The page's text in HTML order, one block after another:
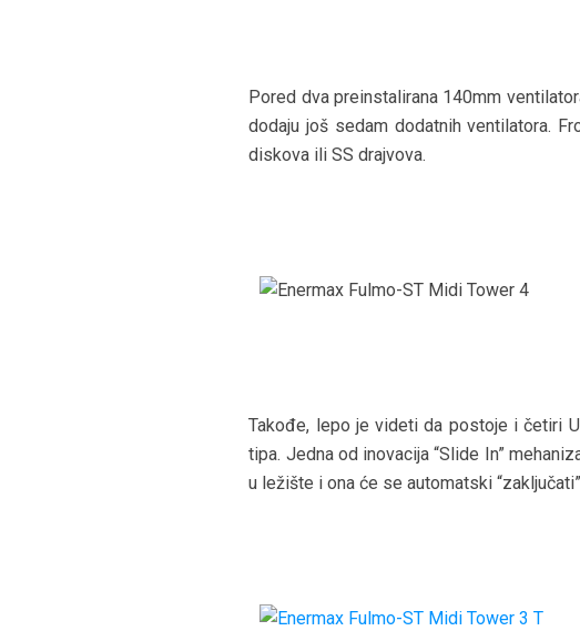
Pored dva preinstalirana 140mm
dodaju još sedam dodatnih ventilatora.
diskova ili SS drajvova.
Takođe, lepo je videti da postoje i četiri
tipa. Jedna od inovacija “Slide In”
u ležište i ona će se automatski